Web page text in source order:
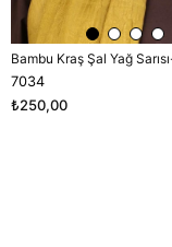
Bambu Kraş Şal Yağ
7034
₺250,00